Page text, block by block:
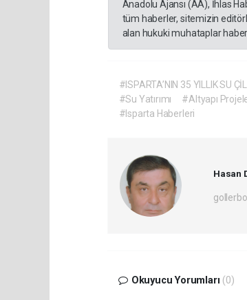
Anadolu Ajansı (AA), İhlas
tüm haberler, sitemizin
alan hukuki muhataplar
#ISPARTA’NIN 35 YILLIK SU
#Su Yatırımı
#Altyapı
#Isparta Haberleri
Hasan
Okuyucu Yorumları (0)